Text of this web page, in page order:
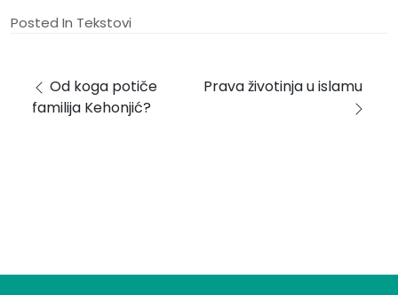
Posted In Tekstovi
Post navigation
Od koga potiče
familija Kehonjić?
Prava životinja u islamu